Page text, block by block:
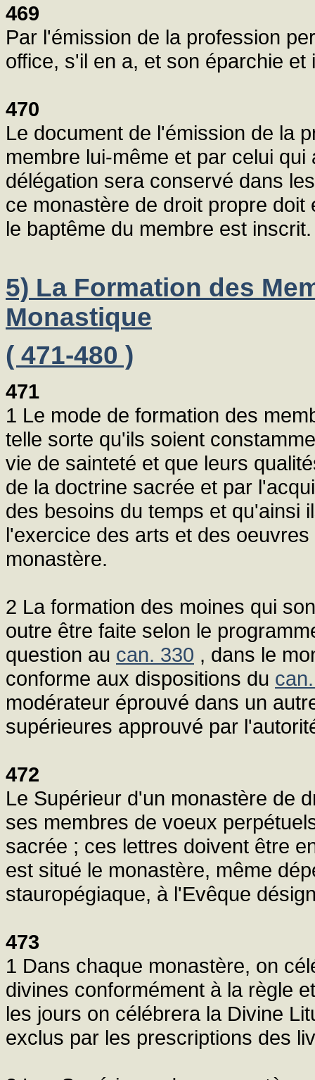
469
Par l'émission de la profession
office, s'il en a, et son éparchie
470
Le document de l'émission de la
membre lui-même et par celui
délégation sera conservé dans
ce monastère de droit propre
le baptême du membre est inscrit.
5) La Formation des
Monastique
( 471-480 )
471
1 Le mode de formation des
telle sorte qu'ils soient
vie de sainteté et que leurs
de la doctrine sacrée et par
des besoins du temps et qu'ainsi
l'exercice des arts et des
monastère.
2 La formation des moines qui
outre être faite selon le
question au can. 330 , dans le
conforme aux dispositions du
modérateur éprouvé dans un
supérieures approuvé par
472
Le Supérieur d'un monastère de
ses membres de voeux
sacrée ; ces lettres doivent être
est situé le monastère, même
stauropégiaque, à l'Evêque
473
1 Dans chaque monastère, on
divines conformément à la règle
les jours on célébrera la Divine
exclus par les prescriptions des